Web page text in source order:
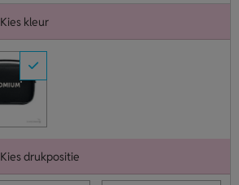
Kies kleur
Kies drukpositie